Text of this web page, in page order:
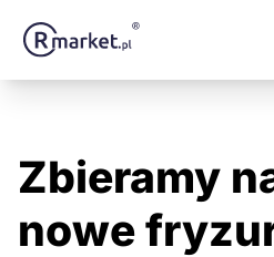
Zbieramy
nowe